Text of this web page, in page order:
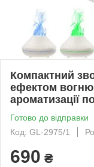
Компактний
ефектом
ароматизації
Готово до відправки
Код: GL-2975/1
690 ₴